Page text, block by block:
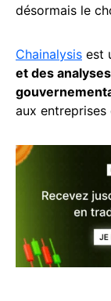
désormais le
Chainalysis est
et des analyses
aux entreprises